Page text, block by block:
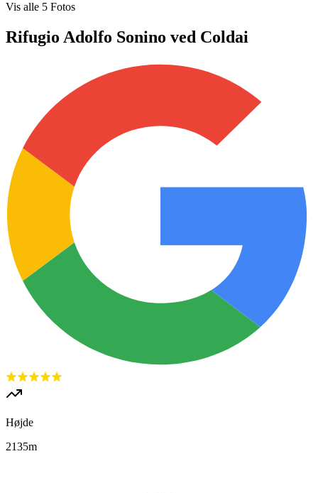
Vis alle 5 Fotos
Rifugio Adolfo Sonino ved Coldai
Højde
2135m